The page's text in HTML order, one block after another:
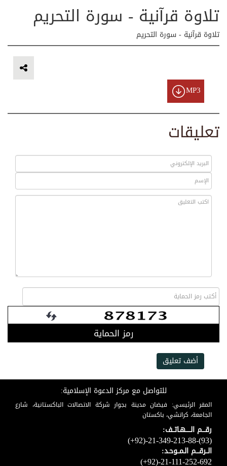
تلاوة قرآنية - سورة التحريم
تلاوة قرآنية - سورة التحريم
MP3
تعليقات
رمز الحماية
أضف تعليق
للتواصل مع مركز الدعوة الإسلامية:
المقر الرئيسي: فيضان مدينة بجوار شركة الاتصالات الباكستانية، شارع
الجامعة، كراتشي، باكستان
رقـــم الـــــهـاتــف:
(+92)-21-349-213-88-(93)
الــرقـــم الـمــوحـد:
(+92)-21-111-252-692